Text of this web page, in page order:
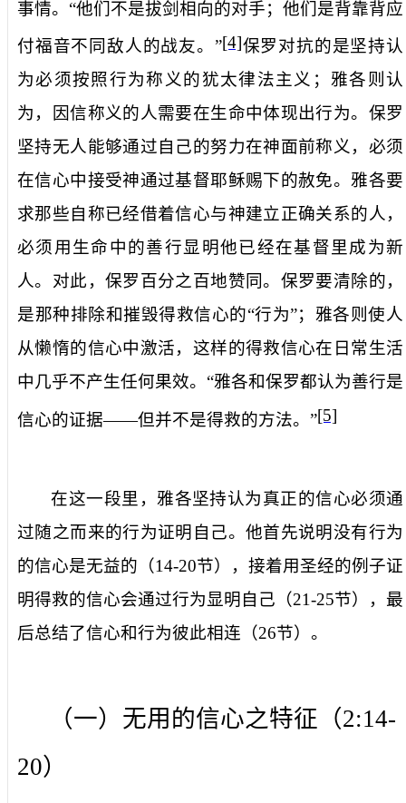
事情。“他们不是拔剑相向的对手；他们是背靠背应
付福音不同敌人的战友。”[4]保罗对抗的是坚持认
为必须按照行为称义的犹太律法主义；雅各则认
为，因信称义的人需要在生命中体现出行为。保罗
坚持无人能够通过自己的努力在神面前称义，必须
在信心中接受神通过基督耶稣赐下的赦免。雅各要
求那些自称已经借着信心与神建立正确关系的人，
必须用生命中的善行显明他已经在基督里成为新
人。对此，保罗百分之百地赞同。保罗要清除的，
是那种排除和摧毁得救信心的“行为”；雅各则使人
从懒惰的信心中激活，这样的得救信心在日常生活
中几乎不产生任何果效。“雅各和保罗都认为善行是
信心的证据——但并不是得救的方法。”[5]
在这一段里，雅各坚持认为真正的信心必须通
过随之而来的行为证明自己。他首先说明没有行为
的信心是无益的（14-20节），接着用圣经的例子证
明得救的信心会通过行为显明自己（21-25节），最
后总结了信心和行为彼此相连（26节）。
（一）无用的信心之特征（2:14-
20）